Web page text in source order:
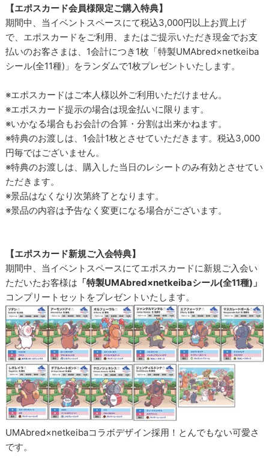
【エポスカード会員様限定ご購入特典】
期間中、当イベントスペースにて税込3,000円以上お買上げ
で、エポスカードをご利用、またはご提示いただき現金でお支
払いのお客さまは、1会計につき1枚「特製UMAbred×netkeiba
シール(全11種)」をランダムで1枚プレゼントいたします。
※エポスカードはご本人様以外ご利用いただけません。
※エポスカード提示の場合は現金払いに限ります。
※いかなる場合もお会計の合算・分割は出来かねます。
※特典のお渡しは、1会計1枚とさせていただきます。税込3,000
円毎ではございません。
※特典のお渡しは、購入した当日のレシートのみ有効とさせてい
ただきます。
※景品はなくなり次第終了となります。
※景品の内容は予告なく変更になる場合がございます。
【エポスカード新規ご入会特典】
期間中、当イベントスペースにてエポスカードに新規ご入会い
ただいたお客様は 「特製UMAbred×netkeibaシール(全11種)」
コンプリートセットをプレゼントいたします。
UMAbred×netkeibaコラボデザイン採用！とんでもない可愛さ
です。